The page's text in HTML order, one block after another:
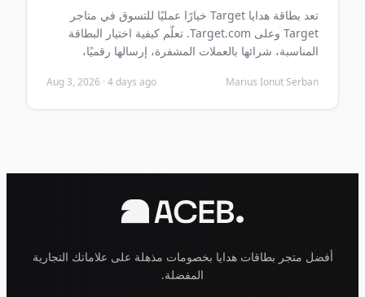
تعد بطاقة هدايا Target خيارًا عمليًا للتسوق في متاجر
Target وعلى Target.com. تعلّم كيفية اختيار البطاقة
المناسبة، شرائها بالعملات المشفرة، إرسالها رقميًا،
Marius Ionut Serban
Aug 3, 2026·4 days ago
أفضل متجر بطاقات هدايا بخصومات مذهلة على علاماتك التجارية
المفضلة.